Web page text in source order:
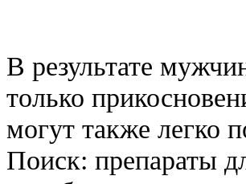
В результате
только
могут также легко
Поиск: препараты